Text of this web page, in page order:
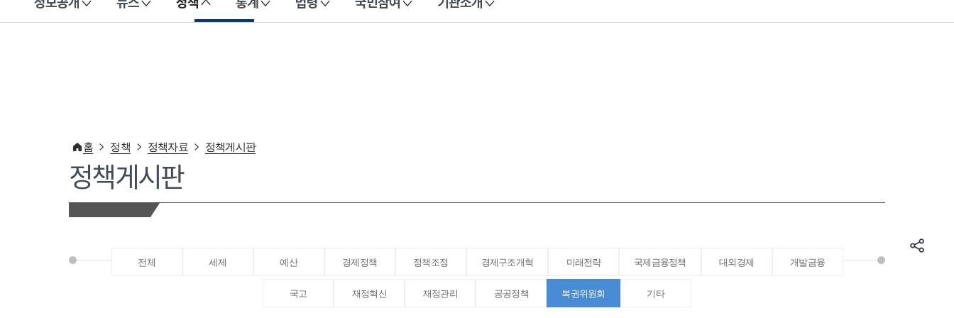
이 누리집은 대한민국 공식 전자정부 누리집입니다.
홈 정책 정책자료 정책게시판
정책게시판
전체 세제 예산 경제정책 정책조정 경제구조개혁 미래전략 국제금융정책 대외경제 개발금융
국고 재정혁신 재정관리 공공정책 복권위원회 기타